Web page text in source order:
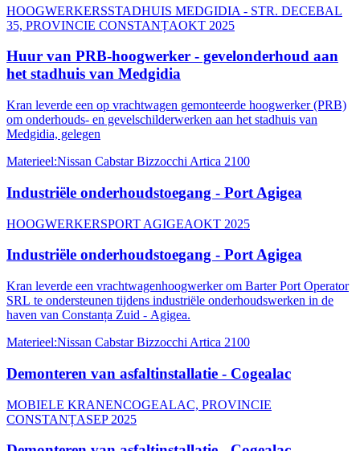
HOOGWERKERSSTADHUIS MEDGIDIA - STR. DECEBAL
35, PROVINCIE CONSTANȚAOKT 2025
Huur van PRB-hoogwerker - gevelonderhoud aan
het stadhuis van Medgidia
Kran leverde een op vrachtwagen gemonteerde hoogwerker (PRB)
om onderhouds- en gevelschilderwerken aan het stadhuis van
Medgidia, gelegen
Materieel:Nissan Cabstar Bizzocchi Artica 2100
Industriële onderhoudstoegang - Port Agigea
HOOGWERKERSPORT AGIGEAOKT 2025
Industriële onderhoudstoegang - Port Agigea
Kran leverde een vrachtwagenhoogwerker om Barter Port Operator
SRL te ondersteunen tijdens industriële onderhoudswerken in de
haven van Constanța Zuid - Agigea.
Materieel:Nissan Cabstar Bizzocchi Artica 2100
Demonteren van asfaltinstallatie - Cogealac
MOBIELE KRANENCOGEALAC, PROVINCIE
CONSTANȚASEP 2025